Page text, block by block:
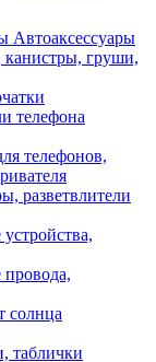
Автоаксессуары
разветвлители
провода,